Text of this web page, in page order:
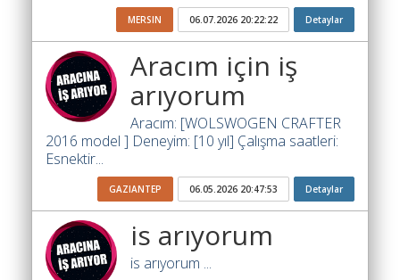
İlanlar
Söför
Arayanlar
arayanlar
Soför
arayanlar
MERSIN 06.07.2026 20:22:22 Detaylar
Aracım için iş
arıyorum
Aracım: [WOLSWOGEN CRAFTER
2016 model ] Deneyim: [10 yıl] Çalışma saatleri:
Esnektir...
GAZIANTEP 06.05.2026 20:47:53 Detaylar
is arıyorum
is arıyorum ...